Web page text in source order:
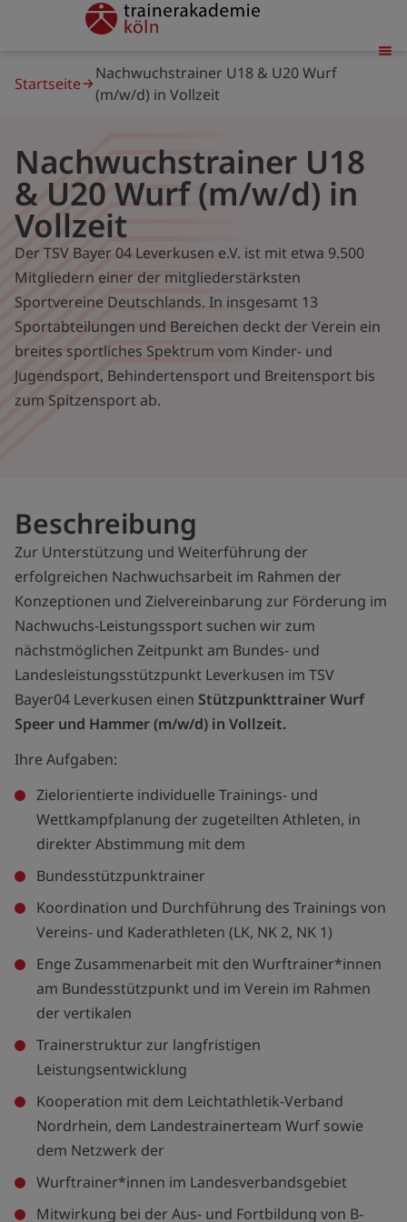
trainerakademie
Startseite
Nachwuchstrainer U18 & U20 Wurf
(m/w/d) in Vollzeit
Nachwuchstrainer U18
& U20 Wurf (m/w/d) in
Vollzeit
Der TSV Bayer 04 Leverkusen e.V. ist mit etwa 9.500
Mitgliedern einer der mitgliederstärksten
Sportvereine Deutschlands. In insgesamt 13
Sportabteilungen und Bereichen deckt der Verein ein
breites sportliches Spektrum vom Kinder- und
Jugendsport, Behindertensport und Breitensport bis
zum Spitzensport ab.
Beschreibung
Zur Unterstützung und Weiterführung der
erfolgreichen Nachwuchsarbeit im Rahmen der
Konzeptionen und Zielvereinbarung zur Förderung im
Nachwuchs-Leistungssport suchen wir zum
nächstmöglichen Zeitpunkt am Bundes- und
Landesleistungsstützpunkt Leverkusen im TSV
Bayer04 Leverkusen einen Stützpunkttrainer Wurf
Speer und Hammer (m/w/d) in Vollzeit.
Ihre Aufgaben:
Zielorientierte individuelle Trainings- und
Wettkampfplanung der zugeteilten Athleten, in
direkter Abstimmung mit dem
Bundesstützpunktrainer
Koordination und Durchführung des Trainings von
Vereins- und Kaderathleten (LK, NK 2, NK 1)
Enge Zusammenarbeit mit den Wurftrainer*innen
am Bundesstützpunkt und im Verein im Rahmen
der vertikalen
Trainerstruktur zur langfristigen
Leistungsentwicklung
Kooperation mit dem Leichtathletik-Verband
Nordrhein, dem Landestrainerteam Wurf sowie
dem Netzwerk der
Wurftrainer*innen im Landesverbandsgebiet
Mitwirkung bei der Aus- und Fortbildung von B-